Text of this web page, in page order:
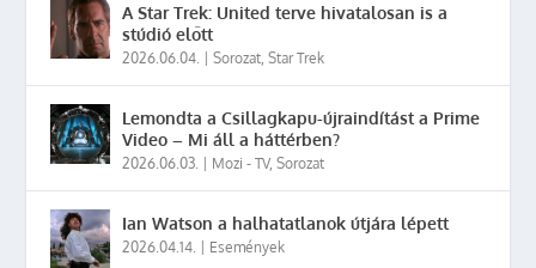
A Star Trek: United terve hivatalosan is a
stúdió előtt
2026.06.04. |Sorozat ,Star Trek
Lemondta a Csillagkapu-újraindítást a Prime
Video – Mi áll a háttérben?
2026.06.03. | Mozi - TV,Sorozat
Ian Watson a halhatatlanok útjára lépett
2026.04.14. | Események